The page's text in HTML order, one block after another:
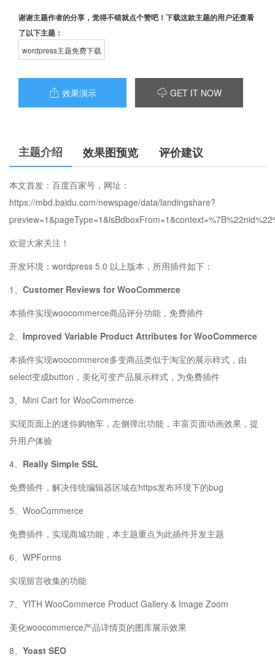
谢谢主题作者的分享，觉得不错就点个赞吧！下载这款主题的用户还查看
了以下主题：
wordpress主题免费下载
 效果演示  GET IT NOW
主题介绍 效果图预览 评价建议
本文首发：百度百家号，网址：
https://mbd.baidu.com/newspage/data/landingshare?
欢迎大家关注！
开发环境：wordpress 5.0 以上版本，所用插件如下：
1、 Customer Reviews for WooCommerce
本插件实现woocommerce商品评分功能，免费插件
2、 Improved Variable Product Attributes for WooCommerce
本插件实现woocommerce多变商品类似于淘宝的展示样式，由
select变成button，美化可变产品展示样式，为免费插件
3、Mini Cart for WooCommerce
实现页面上的迷你购物车，左侧弹出功能，丰富页面动画效果，提
升用户体验
4、 Really Simple SSL
免费插件，解决传统编辑器区域在https发布环境下的bug
5、WooCommerce
免费插件，实现商城功能，本主题重点为此插件开发主题
6、WPForms
实现留言收集的功能
7、YITH WooCommerce Product Gallery & Image Zoom
美化woocommerce产品详情页的图库展示效果
8、 Yoast SEO